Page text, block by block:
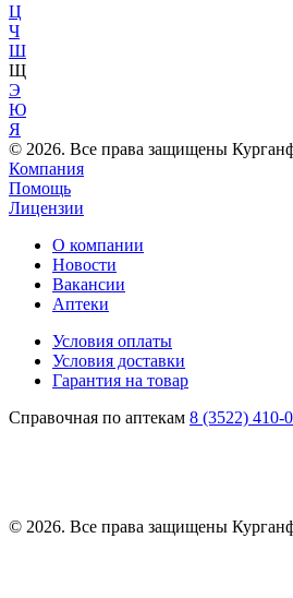
Ц
Ч
Ш
Щ
Э
Ю
Я
© 2026. Все права защищены
Компания
Помощь
Лицензии
О компании
Новости
Вакансии
Аптеки
Условия оплаты
Условия доставки
Гарантия на товар
Справочная по аптекам 8 (3522) 410-
© 2026. Все права защищены